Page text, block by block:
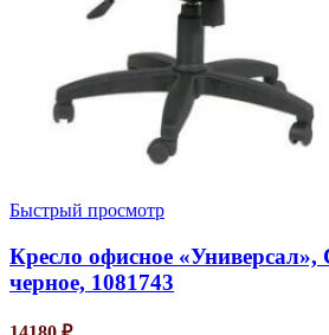
Быстрый просмотр
Кресло офисное
черное, 1081743